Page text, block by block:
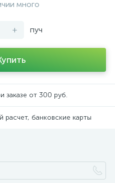
много
+ пуч
заказе от 300 руб.
расчет, банковские карты